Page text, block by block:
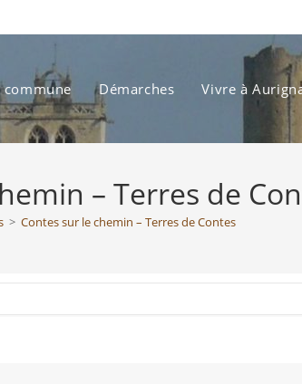
commune Démarches Vivre à
– Terres de
> Contes sur le chemin – Terres de Contes